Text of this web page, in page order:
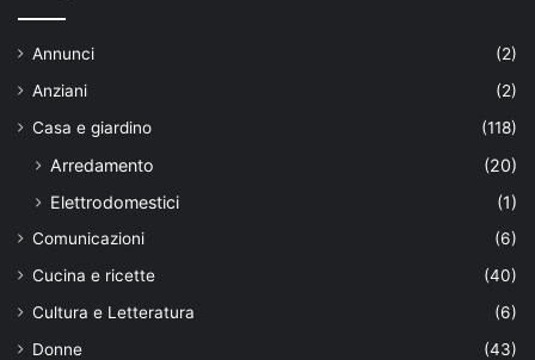
Annunci
(2)
Anziani
(2)
Casa e giardino
(118)
Arredamento
(20)
Elettrodomestici
(1)
Comunicazioni
(6)
Cucina e ricette
(40)
Cultura e Letteratura
(6)
Donne
(43)